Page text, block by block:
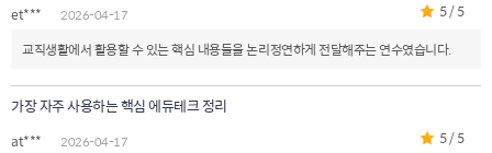
et*** 2026-04-17
5 / 5
교직생활에서 활용할 수 있는 핵심 내용들을 논리정연하게 전달해주는 연수였습니다.
가장 자주 사용하는 핵심 에듀테크 정리
at*** 2026-04-17
5 / 5